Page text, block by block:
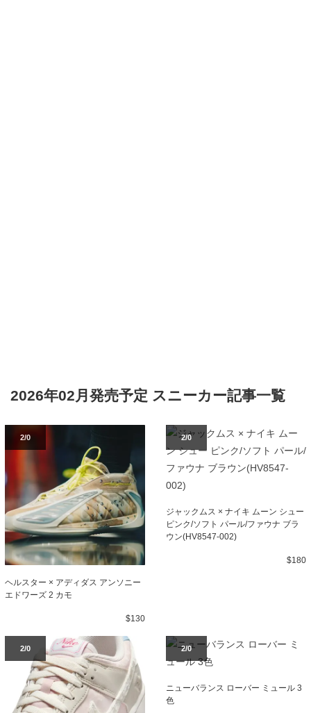
2026年02月発売予定 スニーカー記事一覧
2/0
ヘルスター × アディダス アンソニー
エドワーズ 2 カモ
$130
2/0
ジャックムス × ナイキ ムーン シュー
ピンク/ソフト パール/ファウナ ブラ
ウン(HV8547-002)
$180
2/0 2/0
ニューバランス ローバー ミュール 3
色